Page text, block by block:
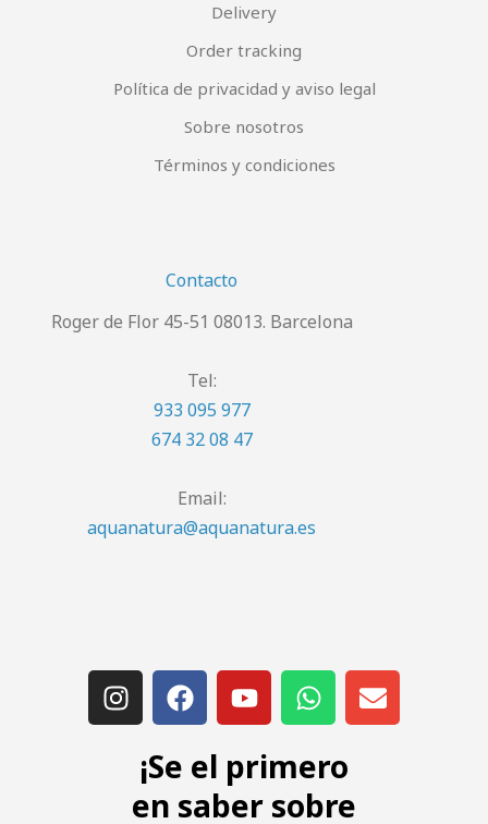
Delivery
Order tracking
Política de privacidad y aviso legal
Sobre nosotros
Términos y condiciones
Contacto
Roger de Flor 45-51 08013. Barcelona
Tel:
933 095 977
674 32 08 47
Email:
aquanatura@aquanatura.es
¡Se el primero
en saber sobre